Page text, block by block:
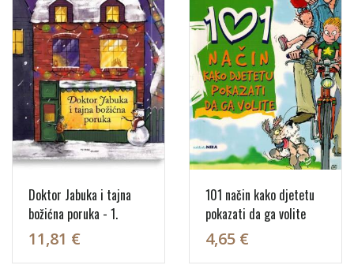
Doktor Jabuka i tajna
božićna poruka - 1.
11,81 €
101 način kako djetetu
pokazati da ga volite
4,65 €